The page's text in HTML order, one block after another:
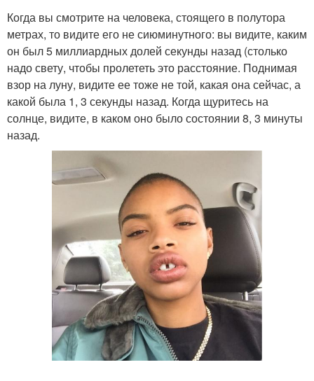
Когда вы смотрите на человека, стоящего в полутора
метрах, то видите его не сиюминутного: вы видите, каким
он был 5 миллиардных долей секунды назад (столько
надо свету, чтобы пролететь это расстояние. Поднимая
взор на луну, видите ее тоже не той, какая она сейчас, а
какой была 1, 3 секунды назад. Когда щуритесь на
солнце, видите, в каком оно было состоянии 8, 3 минуты
назад.